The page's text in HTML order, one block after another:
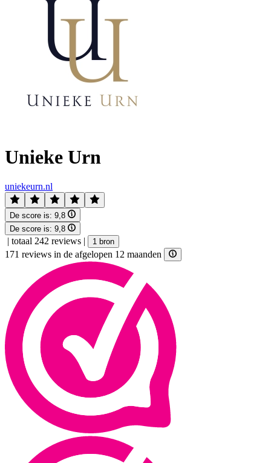
Unieke Urn
uniekeurn.nl
De score is: 9,8
De score is: 9,8
| totaal 242 reviews | 1 bron
171 reviews in de afgelopen 12 maanden